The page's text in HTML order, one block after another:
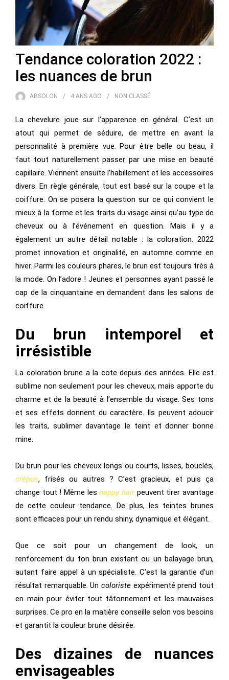
Tendance coloration 2022 :
les nuances de brun
ABSOLON 4 ANS AGO NON CLASSÉ
La chevelure joue sur l’apparence en général. C’est un
atout qui permet de séduire, de mettre en avant la
personnalité à première vue. Pour être belle ou beau, il
faut tout naturellement passer par une mise en beauté
capillaire. Viennent ensuite l’habillement et les accessoires
divers. En règle générale, tout est basé sur la coupe et la
coiffure. On se posera la question sur ce qui convient le
mieux à la forme et les traits du visage ainsi qu’au type de
cheveux ou à l’événement en question. Mais il y a
également un autre détail notable : la coloration. 2022
promet innovation et originalité, en automne comme en
hiver. Parmi les couleurs phares, le brun est toujours très à
la mode. On l’adore ! Jeunes et personnes ayant passé le
cap de la cinquantaine en demandent dans les salons de
coiffure.
Du brun intemporel et
irrésistible
La coloration brune a la cote depuis des années. Elle est
sublime non seulement pour les cheveux, mais apporte du
charme et de la beauté à l’ensemble du visage. Ses tons
et ses effets donnent du caractère. Ils peuvent adoucir
les traits, sublimer davantage le teint et donner bonne
mine.
Du brun pour les cheveux longs ou courts, lisses, bouclés,
crépus, frisés ou autres ? C’est gracieux, et puis ça
change tout ! Même lesnappy hairpeuvent tirer avantage
de cette couleur tendance. De plus, les teintes brunes
sont efficaces pour un rendu shiny, dynamique et élégant.
Que ce soit pour un changement de look, un
renforcement du ton brun existant ou un balayage brun,
autant faire appel à un spécialiste. C’est la garantie d’un
résultat remarquable. Un coloriste expérimenté prend tout
en main pour éviter tout tâtonnement et les mauvaises
surprises. Ce pro en la matière conseille selon vos besoins
et garantit la couleur brune désirée.
Des dizaines de nuances
envisageables